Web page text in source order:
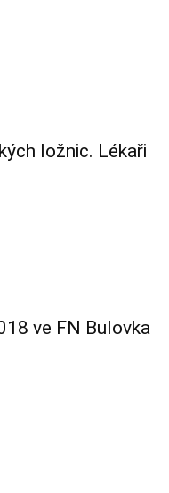
ložnic. Lékaři
ve FN Bulovka